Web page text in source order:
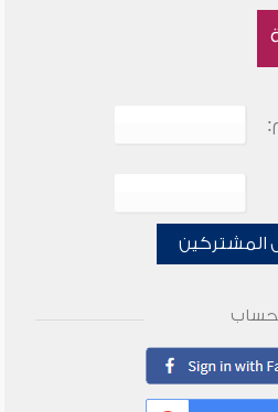
المشتركين
بحساب